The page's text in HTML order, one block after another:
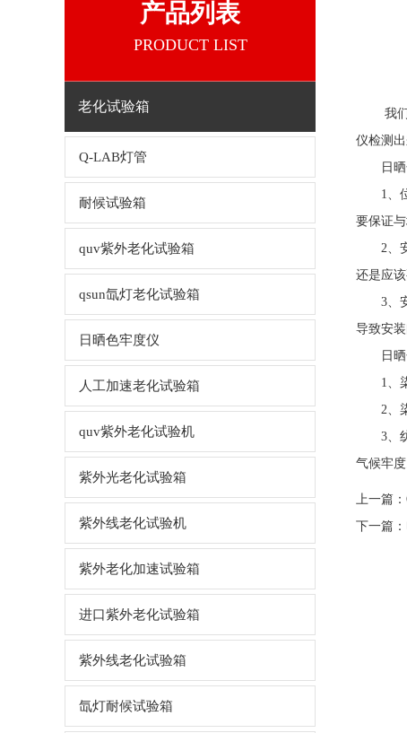
产品列表
PRODUCT LIST
老化试验箱
Q-LAB灯管
耐候试验箱
quv紫外老化试验箱
qsun氙灯老化试验箱
日晒色牢度仪
人工加速老化试验箱
quv紫外老化试验机
紫外光老化试验箱
紫外线老化试验机
紫外老化加速试验箱
进口紫外老化试验箱
紫外线老化试验箱
氙灯耐候试验箱
我们平
仪检测
日
1、位
要保证
2、安
还是应
3、安
导致安装
日
1、染
2、染
3、纺
气候牢度
上一篇：
下一篇：